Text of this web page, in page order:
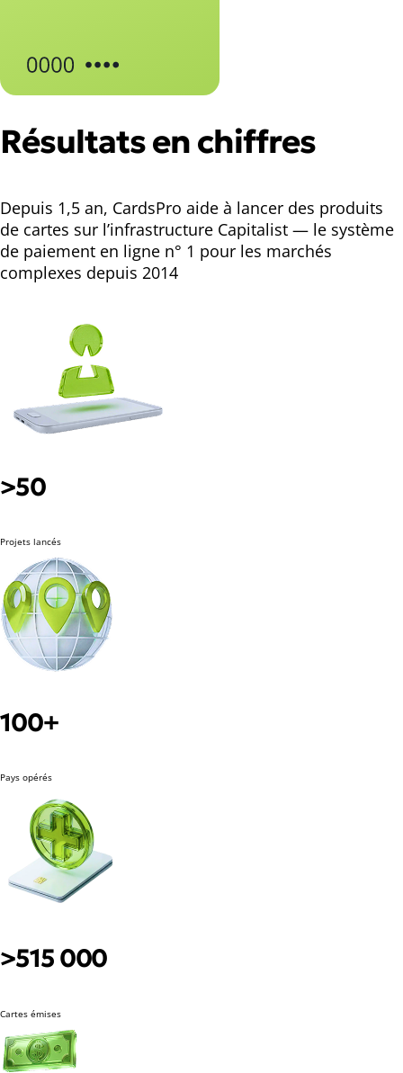
Résultats en chiffres
Depuis 1,5 an, CardsPro aide à lancer des produits
de cartes sur l’infrastructure Capitalist — le système
de paiement en ligne n° 1 pour les marchés
complexes depuis 2014
>50
Projets lancés
100+
Pays opérés
>515 000
Cartes émises